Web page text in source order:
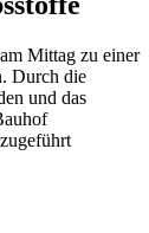
Mittag zu einer
Durch die
und das